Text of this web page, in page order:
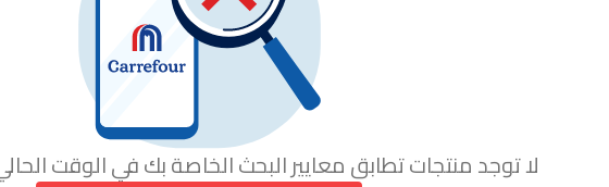
لا توجد منتجات تطابق معايير البحث الخاصة بك في الوقت